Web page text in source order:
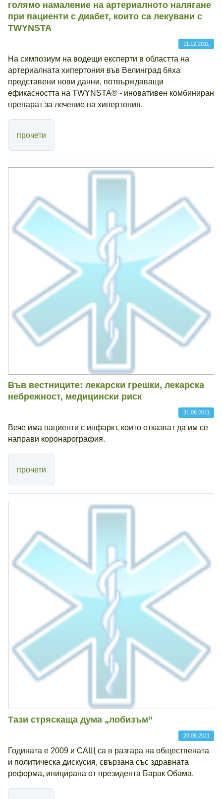
голямo намаление на артериалното налягане
при пациенти с диабет, които са лекувани с
TWYNSTA
11.12.2011
На симпозиум на водещи експерти в областта на
артериалната хипертония във Велинград бяха
представени нови данни, потвърждаващи
ефикасността на TWYNSTA® - иновативен комбиниран
препарат за лечение на хипертония.
прочети
Във вестниците: лекарски грешки, лекарска
небрежност, медицински риск
31.08.2011
Вече има пациенти с инфаркт, които отказват да им се
направи коронарография.
прочети
Тази стряскаща дума „лобизъм”
28.08.2011
Годината е 2009 и САЩ са в разгара на обществената
и политическа дискусия, свързана със здравната
реформа, иницирана от президента Барак Обама.